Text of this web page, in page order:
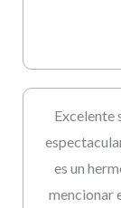
Excelente
es un
mencionar